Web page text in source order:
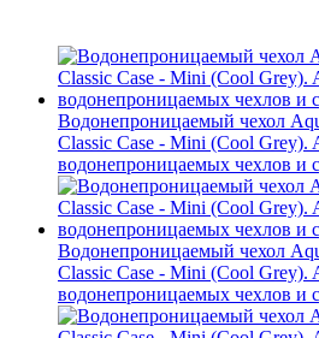
Водонепроницаемый чехол
Classic Case - Mini (Cool
водонепроницаемых чехлов и
Водонепроницаемый чехол
Classic Case - Mini (Cool
водонепроницаемых чехлов и